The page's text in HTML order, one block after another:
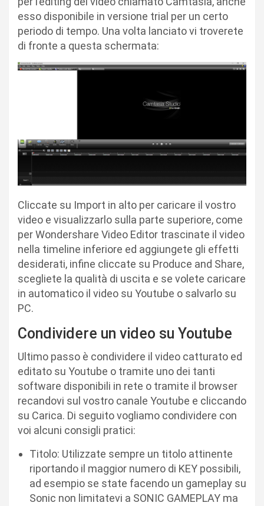
esso disponibile in versione trial per un certo
periodo di tempo. Una volta lanciato vi troverete
di fronte a questa schermata:
Cliccate su Import in alto per caricare il vostro
video e visualizzarlo sulla parte superiore, come
per Wondershare Video Editor trascinate il video
nella timeline inferiore ed aggiungete gli effetti
desiderati, infine cliccate su Produce and Share,
scegliete la qualità di uscita e se volete caricare
in automatico il video su Youtube o salvarlo su
PC.
Condividere un video su Youtube
Ultimo passo è condividere il video catturato ed
editato su Youtube o tramite uno dei tanti
software disponibili in rete o tramite il browser
recandovi sul vostro canale Youtube e cliccando
su Carica. Di seguito vogliamo condividere con
voi alcuni consigli pratici:
Titolo: Utilizzate sempre un titolo attinente
riportando il maggior numero di KEY possibili,
ad esempio se state facendo un gameplay su
Sonic non limitatevi a SONIC GAMEPLAY ma